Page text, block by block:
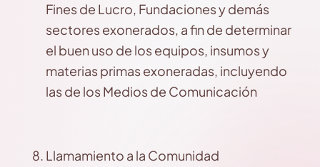
Fines de Lucro, Fundaciones y demás
sectores exonerados, a fin de determinar
el buen uso de los equipos, insumos y
materias primas exoneradas, incluyendo
las de los Medios de Comunicación
Llamamiento a la Comunidad